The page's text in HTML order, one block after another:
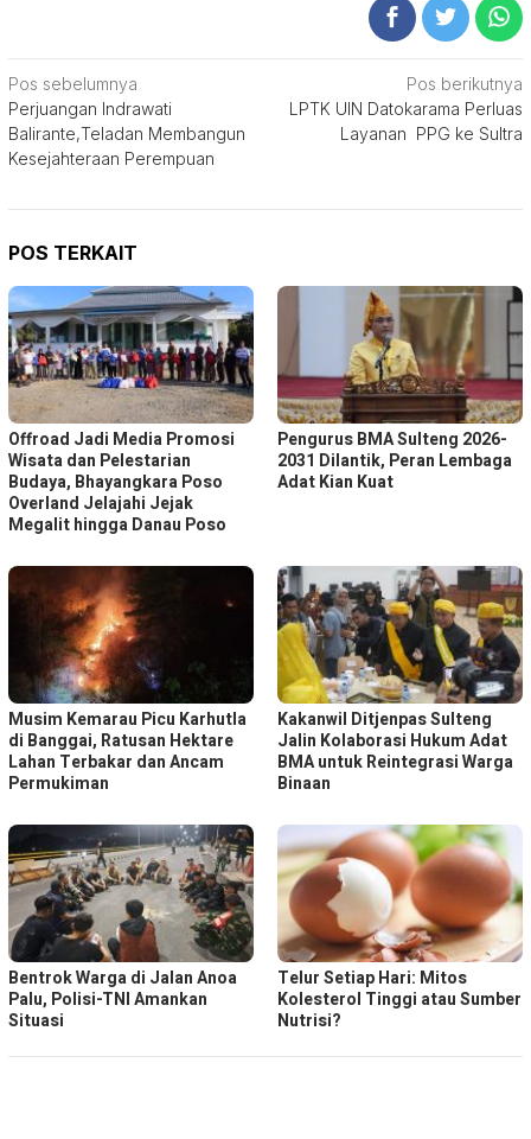
Navigasi
pos
Pos sebelumnya
Perjuangan Indrawati
Balirante,Teladan Membangun
Kesejahteraan Perempuan
Pos berikutnya
LPTK UIN Datokarama Perluas
Layanan PPG ke Sultra
POS TERKAIT
Offroad Jadi Media Promosi
Wisata dan Pelestarian
Budaya, Bhayangkara Poso
Overland Jelajahi Jejak
Megalit hingga Danau Poso
Pengurus BMA Sulteng 2026-
2031 Dilantik, Peran Lembaga
Adat Kian Kuat
Musim Kemarau Picu Karhutla
di Banggai, Ratusan Hektare
Lahan Terbakar dan Ancam
Permukiman
Kakanwil Ditjenpas Sulteng
Jalin Kolaborasi Hukum Adat
BMA untuk Reintegrasi Warga
Binaan
Bentrok Warga di Jalan Anoa
Palu, Polisi-TNI Amankan
Situasi
Telur Setiap Hari: Mitos
Kolesterol Tinggi atau Sumber
Nutrisi?